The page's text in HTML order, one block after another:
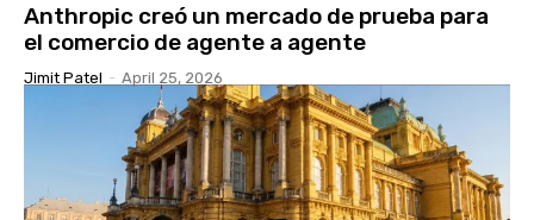
Anthropic creó un mercado de prueba para
el comercio de agente a agente
Jimit Patel - April 25, 2026